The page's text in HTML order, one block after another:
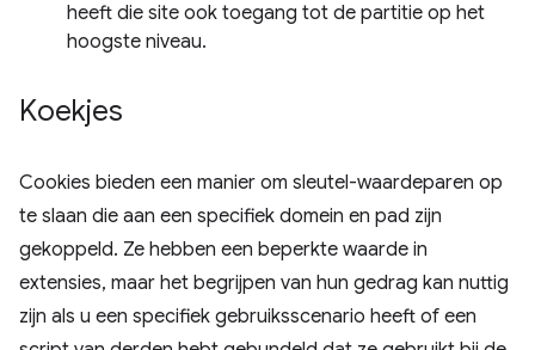
heeft die site ook toegang tot de partitie op het
hoogste niveau.
Koekjes
Cookies bieden een manier om sleutel-waardeparen op
te slaan die aan een specifiek domein en pad zijn
gekoppeld. Ze hebben een beperkte waarde in
extensies, maar het begrijpen van hun gedrag kan nuttig
zijn als u een specifiek gebruiksscenario heeft of een